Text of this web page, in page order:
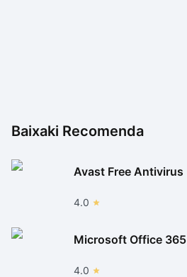
Baixaki Recomenda
Avast Free Antivirus
4.0
Microsoft Office 365
4.0